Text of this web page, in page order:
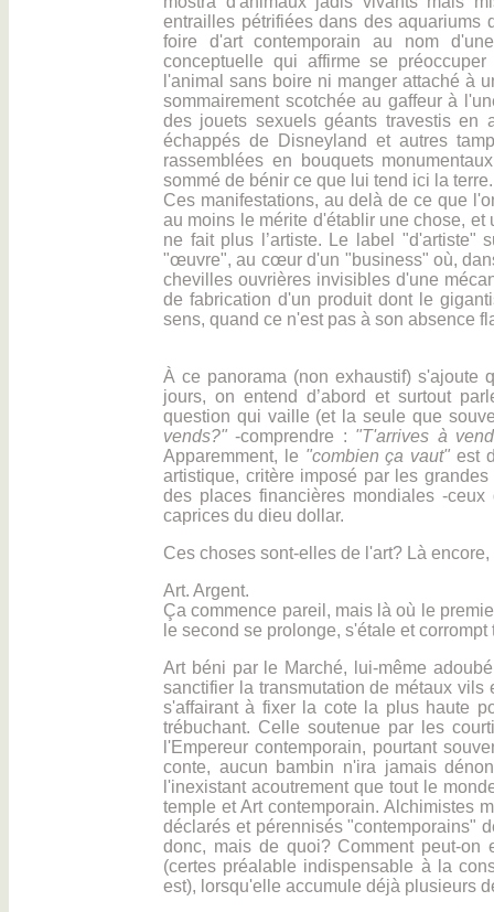
entrailles pétrifiées dans des
foire d'art contemporain au nom
conceptuelle qui affirme se
l'animal sans boire ni manger attaché à
sommairement scotchée au gaffeur à
des jouets sexuels géants travestis en
échappés de Disneyland et autres
rassemblées en bouquets
sommé de bénir ce que lui tend ici la terre.
Ces manifestations, au delà de ce que
au moins le mérite d'établir une chose,
ne fait plus l’artiste. Le label "d'artiste"
"œuvre", au cœur d'un "business" où,
chevilles ouvrières invisibles d'une
de fabrication d'un produit dont le
sens, quand ce n'est pas à son absence
À ce panorama (non exhaustif) s'ajoute
jours, on entend d’abord et surtout
question qui vaille (et la seule que
vends?" -comprendre : "T'arrives à
Apparemment, le "combien ça vaut" est
artistique, critère imposé par les
des places financières mondiales -
caprices du dieu dollar.
Ces choses sont-elles de l'art? Là
Art. Argent.
Ça commence pareil, mais là où le
le second se prolonge, s'étale et
Art béni par le Marché, lui-même
sanctifier la transmutation de métaux
s'affairant à fixer la cote la plus haute
trébuchant. Celle soutenue par les
l'Empereur contemporain, pourtant
conte, aucun bambin n'ira jamais
l'inexistant acoutrement que tout le
temple et Art contemporain. Alchimistes
déclarés et pérennisés "contemporains"
donc, mais de quoi? Comment peut-
(certes préalable indispensable à la
est), lorsqu'elle accumule déjà plusieurs